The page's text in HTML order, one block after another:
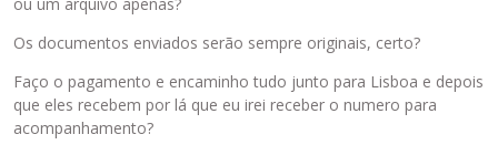
Os documentos enviados serão sempre originais, certo?
Faço o pagamento e encaminho tudo junto para Lisboa e depois
que eles recebem por lá que eu irei receber o numero para
acompanhamento?